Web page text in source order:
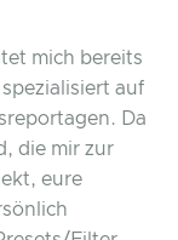
mich bereits
auf
Da
die mir zur
eure